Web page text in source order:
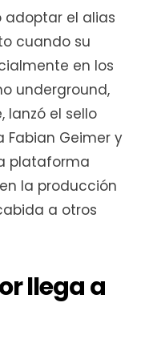
el alias
cuando su
en los
underground,
lanzó el sello
Geimer y
plataforma
la producción
a otros
llega a